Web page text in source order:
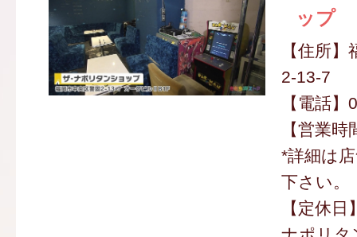
ップ
【住所
2-13-7
【電話
【営業
*詳細は
下さい。
【定休日